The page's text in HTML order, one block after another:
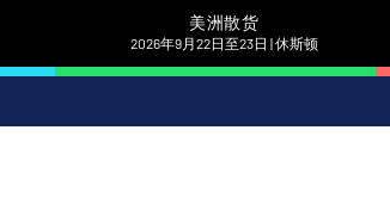
美洲散货
2026年9月22日至23日 | 休斯顿